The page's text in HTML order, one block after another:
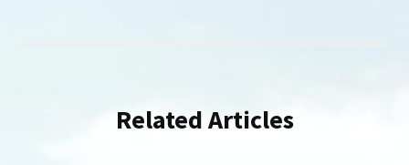
Related Articles